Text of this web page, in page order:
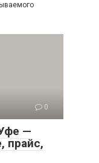
0
—
прайс,